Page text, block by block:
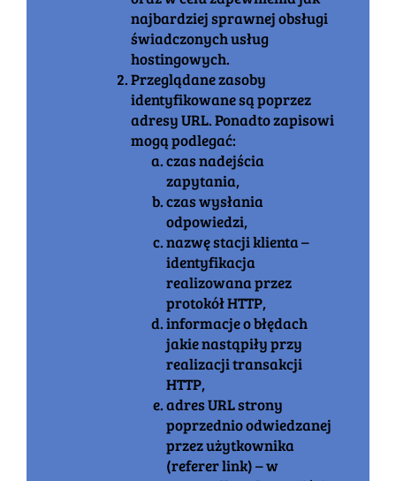
najbardziej sprawnej obsługi
świadczonych usług
hostingowych.
Przeglądane zasoby
identyfikowane są poprzez
adresy URL. Ponadto zapisowi
mogą podlegać:
czas nadejścia
zapytania,
czas wysłania
odpowiedzi,
nazwę stacji klienta –
identyfikacja
realizowana przez
protokół HTTP,
informacje o błędach
jakie nastąpiły przy
realizacji transakcji
HTTP,
adres URL strony
poprzednio odwiedzanej
przez użytkownika
(referer link) – w